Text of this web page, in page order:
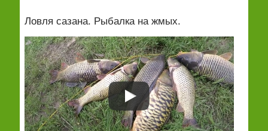
Ловля сазана. Рыбалка на жмых.